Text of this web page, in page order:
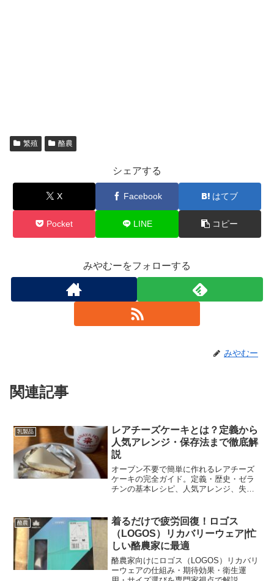
繁殖 酪農
シェアする
X Facebook はてブ
Pocket LINE コピー
みやむーをフォローする
みやむー
関連記事
乳製品
レアチーズケーキとは？定義から
人気アレンジ・保存法まで徹底解
説
オーブン不要で簡単に作れるレアチーズ
ケーキの完全ガイド。定義・歴史・ゼラ
チンの基本レシピ、人気アレンジ、失敗
酪農
着るだけで疲労回復！ロゴス
（LOGOS）リカバリーウェア|忙
しい酪農家に最適
酪農家向けにロゴス（LOGOS）リカバリ
ーウェアの仕組み・期待効果・衛生運